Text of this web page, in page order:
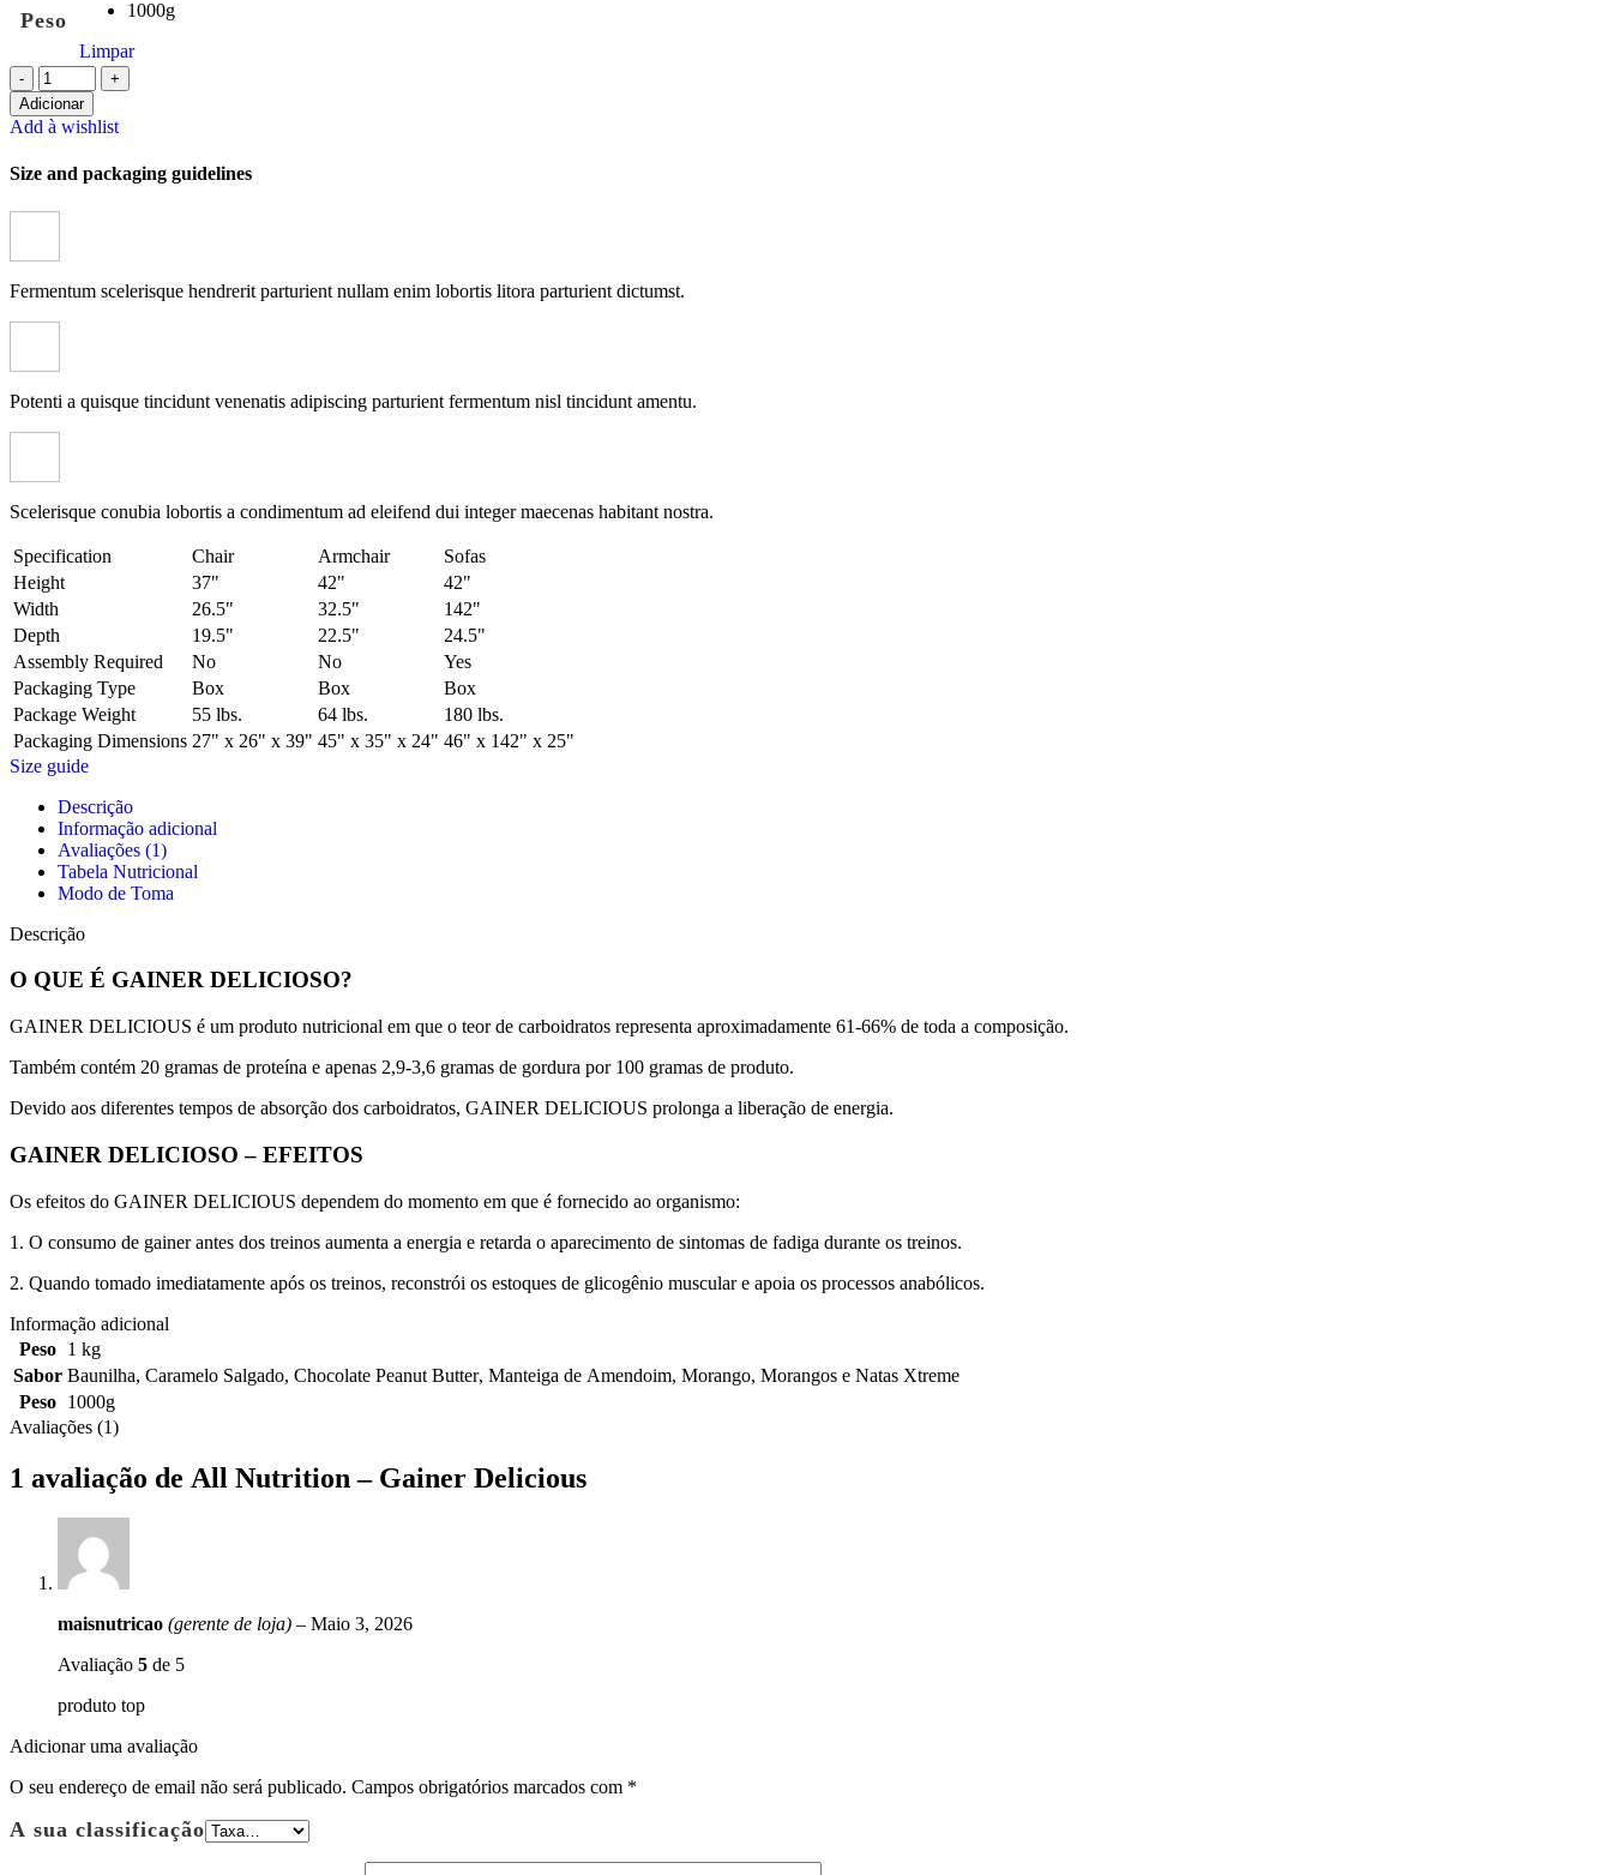
Peso
1000g
Limpar
Quantidade
de
All
-
Adicionar
Add à wishlist
Size and packaging guidelines
Fermentum scelerisque hendrerit parturient nullam enim lobortis litora parturient dictumst.
Potenti a quisque tincidunt venenatis adipiscing parturient fermentum nisl tincidunt amentu.
Scelerisque conubia lobortis a condimentum ad eleifend dui integer maecenas habitant nostra.
Specification Chair Armchair
Sofas
Height
37" 42"
42"
Width
26.5" 32.5"
142"
Depth
19.5" 22.5"
24.5"
Assembly Required
No No
Yes
Packaging Type
Box Box
Box
Package Weight
55 lbs. 64 lbs.
180 lbs.
Packaging Dimensions 27" x 26" x 39" 45" x 35" x 24" 46" x 142" x 25"
Size guide
Descrição
Informação adicional
Avaliações (1)
Tabela Nutricional
Modo de Toma
Descrição
O QUE É GAINER DELICIOSO?
GAINER DELICIOUS é um produto nutricional em que o teor de carboidratos representa aproximadamente 61-66% de toda a composição.
Também contém 20 gramas de proteína e apenas 2,9-3,6 gramas de gordura por 100 gramas de produto.
Devido aos diferentes tempos de absorção dos carboidratos, GAINER DELICIOUS prolonga a liberação de energia.
GAINER DELICIOSO – EFEITOS
Os efeitos do GAINER DELICIOUS dependem do momento em que é fornecido ao organismo:
1. O consumo de gainer antes dos treinos aumenta a energia e retarda o aparecimento de sintomas de fadiga durante os treinos.
2. Quando tomado imediatamente após os treinos, reconstrói os estoques de glicogênio muscular e apoia os processos anabólicos.
Informação adicional
Peso 1 kg
Sabor Baunilha, Caramelo Salgado, Chocolate Peanut Butter, Manteiga de Amendoim, Morango, Morangos e Natas Xtreme
Peso 1000g
Avaliações (1)
1 avaliação de All Nutrition – Gainer Delicious
maisnutricao (gerente de loja) – Maio 3, 2026
Avaliação 5 de 5
produto top
Adicionar uma avaliação
O seu endereço de email não será publicado. Campos obrigatórios marcados com *
A sua classificação